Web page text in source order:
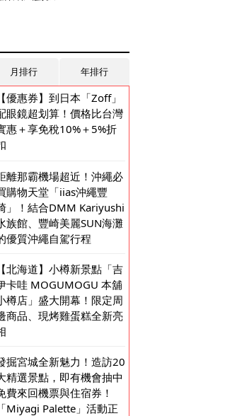
月排行 年排行
【優惠券】到日本「Zoff」
眼鏡超划算！價格比台灣
惠＋享免稅10%＋5%折
離那霸機場超近！沖繩必
購物天堂「iias沖繩豐
」！結合DMM Kariyushi
族館、豐崎美麗SUN海灘
優質沖繩自駕行程
【北海道】小樽新景點「吉
卡哇 MOGUMOGU 本舖
樽店」盛大開幕！限定周
商品、現烤雞蛋糕全新亮
掘宮城全新魅力！造訪20
精選景點，即有機會抽中
費來回機票與住宿券！
「Miyagi Palette」活動正